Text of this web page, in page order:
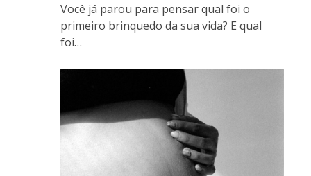
Você já parou para pensar qual foi o
primeiro brinquedo da sua vida? E qual
foi…